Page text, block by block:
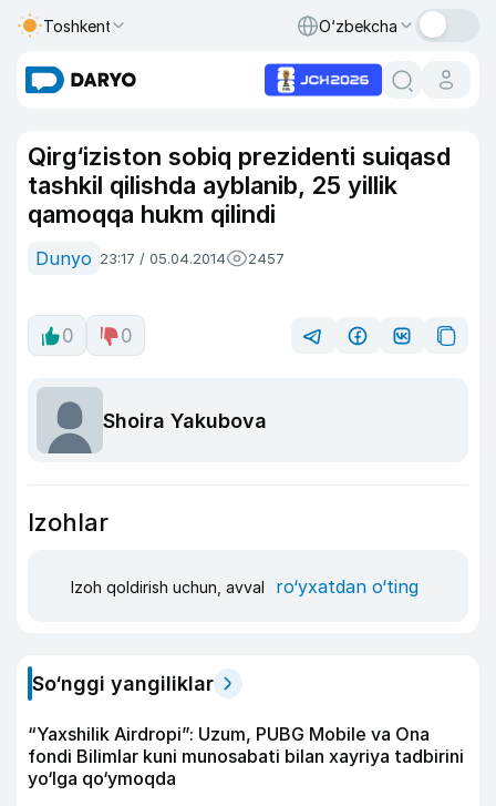
Toshkent O‘zbekcha
Qirg‘iziston sobiq prezidenti suiqasd
tashkil qilishda ayblanib, 25 yillik
qamoqqa hukm qilindi
Dunyo 23:17 / 05.04.2014 2457
0 0
Shoira Yakubova
Izohlar
Izoh qoldirish uchun, avval ro‘yxatdan o‘ting
So‘nggi yangiliklar
“Yaxshilik Airdropi”: Uzum, PUBG Mobile va Ona
fondi Bilimlar kuni munosabati bilan xayriya tadbirini
yo‘lga qo‘ymoqda